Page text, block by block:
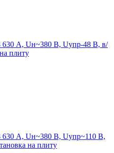
630 А, Uн~380 В, Uупр-48 В, в/
плиту
630 А, Uн~380 В, Uупр~110 В,
на плиту